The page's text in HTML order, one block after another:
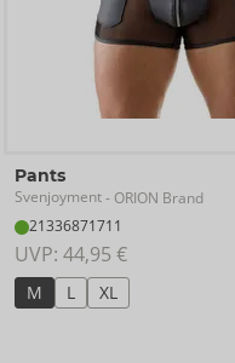
Pants
Svenjoyment- ORION Brand
21336871711
UVP: 44,95 €
M L XL